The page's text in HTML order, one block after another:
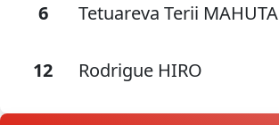
6 Tetuareva Terii MAHUTA
12 Rodrigue HIRO